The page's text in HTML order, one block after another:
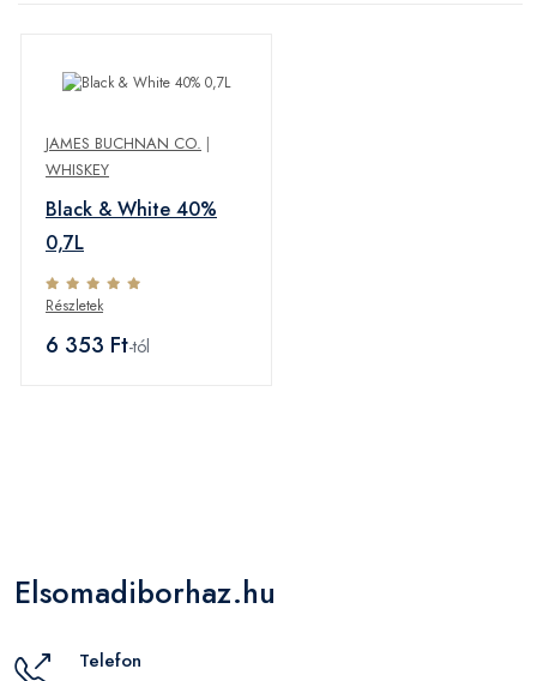
JAMES BUCHNAN CO. |
WHISKEY
Black & White 40%
0,7L
Részletek
6 353 Ft-tól
Elsomadiborhaz.hu
Telefon